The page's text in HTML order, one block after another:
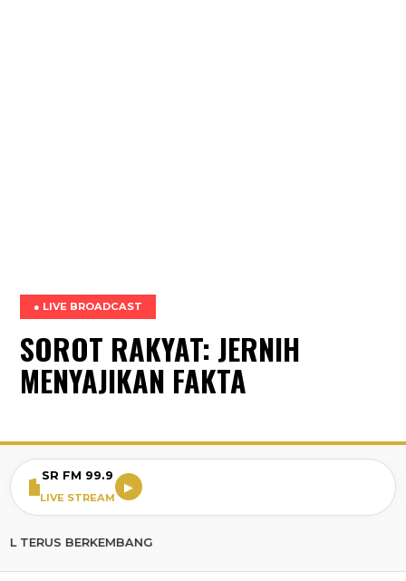
● LIVE BROADCAST
SOROT RAKYAT: JERNIH
MENYAJIKAN FAKTA
SR FM 99.9
LIVE STREAM
▶